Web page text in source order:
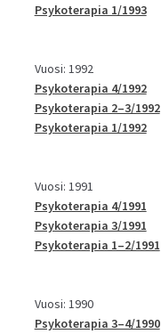
Psykoterapia 1/1993
Vuosi: 1992
Psykoterapia 4/1992
Psykoterapia 2–3/1992
Psykoterapia 1/1992
Vuosi: 1991
Psykoterapia 4/1991
Psykoterapia 3/1991
Psykoterapia 1–2/1991
Vuosi: 1990
Psykoterapia 3–4/1990